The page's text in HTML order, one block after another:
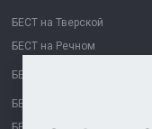
БЕСТ на Тверской
БЕСТ на Речном
БЕСТ Москва Сити
БЕСТ на Проспекте Мира